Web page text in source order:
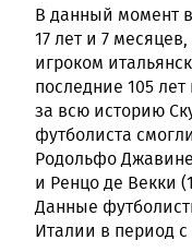
В данный момент
17 лет и 7
игроком
последние 105
за всю историю
футболиста
Родольфо
и Ренцо де Векки
Данные
Италии в период с